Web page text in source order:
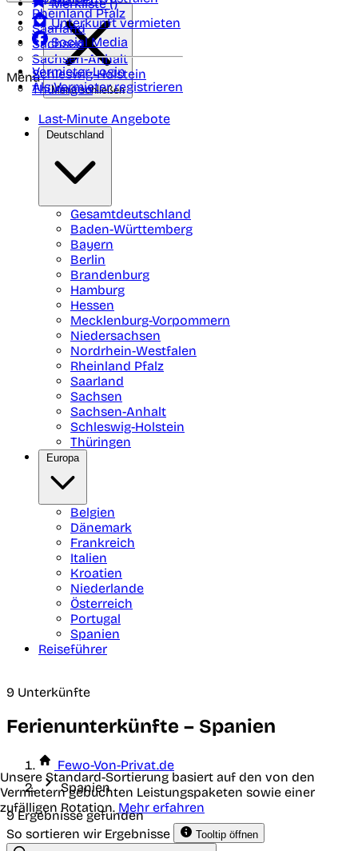
Rheinland Pfalz
Saarland
Sachsen
Sachsen-Anhalt
Schleswig-Holstein
Thüringen
Merkliste ()
Unterkunft vermieten
Social Media
Vermieter-Login
Als Vermieter registrieren
Menü
Menü schließen
Last-Minute Angebote
Deutschland
Gesamtdeutschland
Baden-Württemberg
Bayern
Berlin
Brandenburg
Hamburg
Hessen
Mecklenburg-Vorpommern
Niedersachsen
Nordrhein-Westfalen
Rheinland Pfalz
Saarland
Sachsen
Sachsen-Anhalt
Schleswig-Holstein
Thüringen
Europa
Belgien
Dänemark
Frankreich
Italien
Kroatien
Niederlande
Österreich
Portugal
Spanien
Reiseführer
9 Unterkünfte
Ferienunterkünfte – Spanien
Fewo-Von-Privat.de
Spanien
9 Ergebnisse gefunden
So sortieren wir Ergebnisse
Tooltip öffnen
Unsere Standard-Sortierung basiert auf den von den
Vermietern gebuchten Leistungspaketen sowie einer
zufälligen Rotation. Mehr erfahren